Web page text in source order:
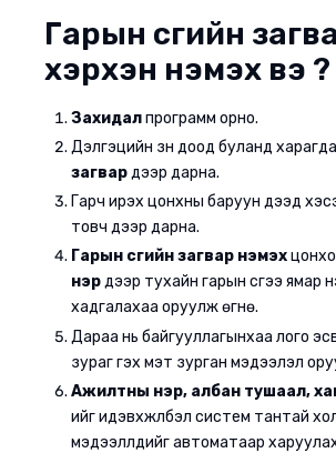
Гарын үсгийн
хэрхэн нэмэх вэ ?
Захидалпрограмм орно.
Дэлгэцийн зүүн доод буланд
загвардээр дарна.
Гарч ирэх цонхны баруун дээд
товч дээр дарна.
Гарын үсгийн загвар нэмэх
нэрдээр тухайн гарын үсгээ ямар
хадгалахаа оруулж өгнө.
Дараа нь байгууллагынхаа лого
зураг гэх мэт зурган мэдээлэл
Ажилтны нэр, албан тушаал,
ийг идэвхжүүлбэл систем тантай
мэдээллүүдийг автоматаар